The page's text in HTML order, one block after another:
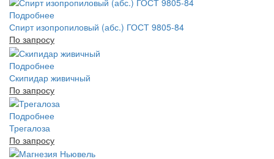
Подробнее
Спирт изопропиловый (абс.) ГОСТ 9805-84
По запросу
Подробнее
Скипидар живичный
По запросу
Подробнее
Трегалоза
По запросу